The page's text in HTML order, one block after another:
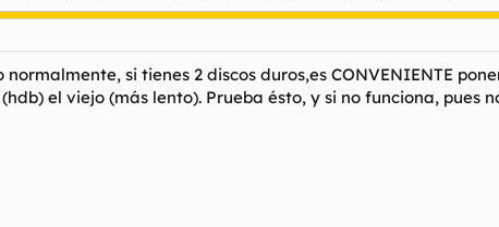
si tienes 2 discos duros,es CONVENIENTE
el viejo (más lento). Prueba ésto, y si no funciona, pues